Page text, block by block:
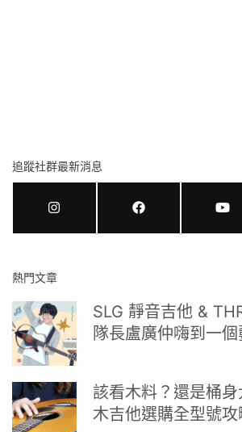
追蹤社群最新消息
熱門文章
SLG 靜音吉他 &
隊長盧廣仲嗨到一
該看木料？還是桶身
木吉他選購全型號攻